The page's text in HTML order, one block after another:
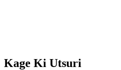
Kage Ki Utsuri